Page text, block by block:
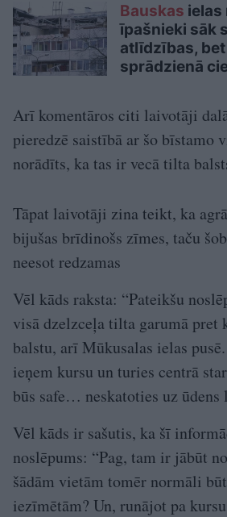
Bauskas ielas
īpašnieki sāk
atlīdzības,
sprādzienā
Arī komentāros citi laivotāji
pieredzē saistībā ar šo bīstamo
norādīts, ka tas ir vecā tilta
Tāpat laivotāji zina teikt, ka
bijušas brīdinošs zīmes, taču
neesot redzamas
Vēl kāds raksta: “Pateikšu
visā dzelzceļa tilta garumā pret
balstu, arī Mūkusalas ielas
ieņem kursu un turies centrā
būs safe… neskatoties uz ūdens
Vēl kāds ir sašutis, ka šī
noslēpums: “Pag, tam ir jābūt
šādām vietām tomēr normāli
iezīmētām? Un, runājot pa